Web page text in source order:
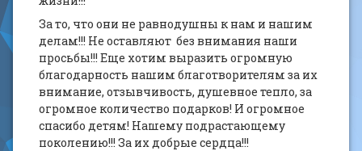
За то, что они не равнодушны к нам и нашим
делам!!! Не оставляют без внимания наши
просьбы!!! Еще хотим выразить огромную
благодарность нашим благотворителям за их
внимание, отзывчивость, душевное тепло, за
огромное количество подарков! И огромное
спасибо детям! Нашему подрастающему
поколению!!! За их добрые сердца!!!